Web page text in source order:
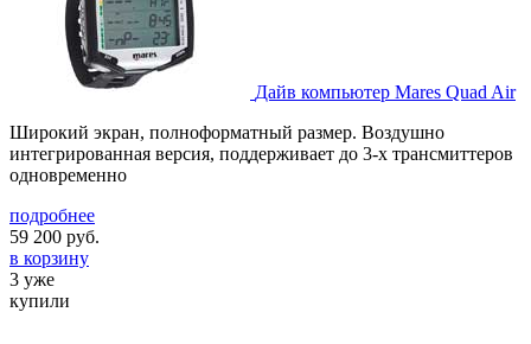
Дайв компьютер Mares Quad Air
Широкий экран, полноформатный размер. Воздушно
интегрированная версия, поддерживает до 3-х трансмиттеров
одновременно
подробнее
59 200 руб.
в корзину
3 уже
купили